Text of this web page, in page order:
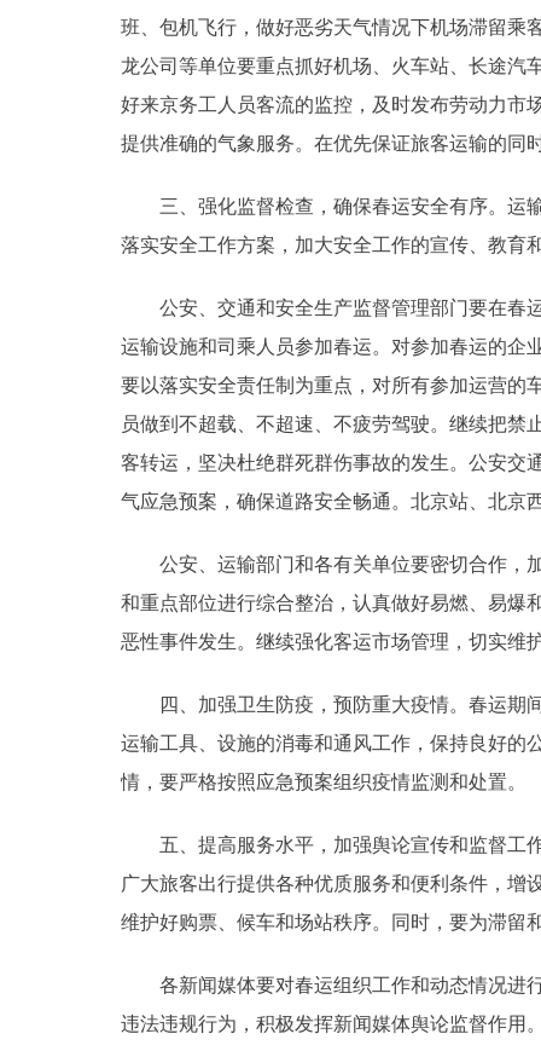
北京概况
绿色北京
DEUTSCH
ESPAÑOL
班、包机飞行，做好恶劣天气情况下机场滞留乘
龙公司等单位要重点抓好机场、火车站、长途汽
好来京务工人员客流的监控，及时发布劳动力市
提供准确的气象服务。在优先保证旅客运输的同
三、强化监督检查，确保春运安全有序。运输
落实安全工作方案，加大安全工作的宣传、教育
公安、交通和安全生产监督管理部门要在春运
运输设施和司乘人员参加春运。对参加春运的企
要以落实安全责任制为重点，对所有参加运营的
员做到不超载、不超速、不疲劳驾驶。继续把
客转运，坚决杜绝群死群伤事故的发生。公安交
气应急预案，确保道路安全畅通。北京站、北京
公安、运输部门和各有关单位要密切合作，加
和重点部位进行综合整治，认真做好易燃、易爆
恶性事件发生。继续强化客运市场管理，切实维
四、加强卫生防疫，预防重大疫情。春运期间
运输工具、设施的消毒和通风工作，保持良好的
情，要严格按照应急预案组织疫情监测和处置。
五、提高服务水平，加强舆论宣传和监督工作
广大旅客出行提供各种优质服务和便利条件，
维护好购票、候车和场站秩序。同时，要为滞留
各新闻媒体要对春运组织工作和动态情况进行
违法违规行为，积极发挥新闻媒体舆论监督作用